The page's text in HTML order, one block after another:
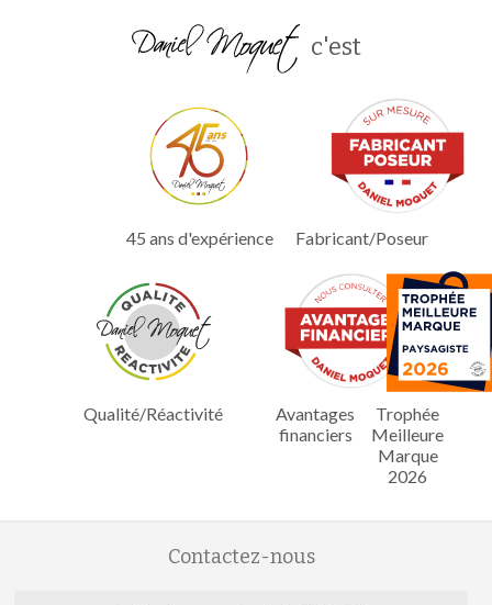
c'est
45 ans d'expérience Fabricant/Poseur
Qualité/Réactivité
Avantages
financiers
Trophée
Meilleure
Marque
2026
Contactez-nous